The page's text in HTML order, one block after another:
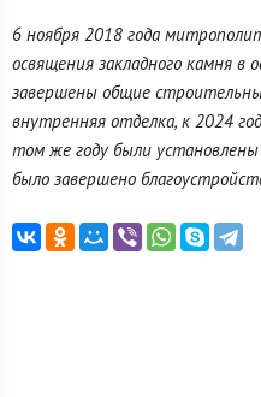
6 ноября 2018 года
освящения закладного камня в
завершены общие
внутренняя отделка, к 2024
том же году были
было завершено